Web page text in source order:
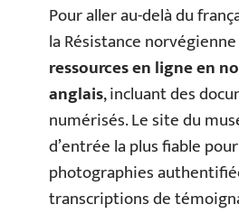
Pour aller au-delà du
la Résistance
ressources en ligne en
anglais, incluant des
numérisés. Le site du
d’entrée la plus fiable
photographies
transcriptions de